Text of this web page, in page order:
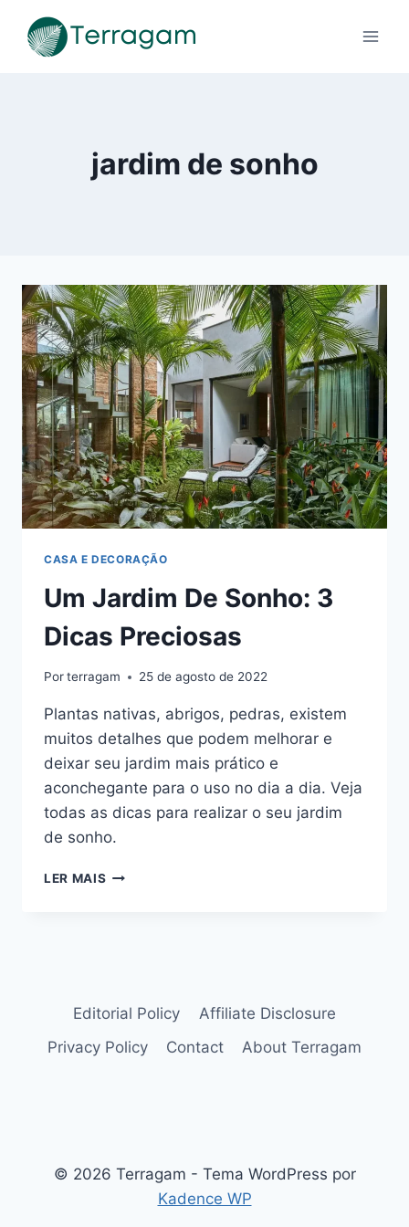
para
jardim de sonho
CASA E DECORAÇÃO
Um Jardim De Sonho: 3
Dicas Preciosas
Porterragam 25 de agosto de 2022
Plantas nativas, abrigos, pedras, existem
muitos detalhes que podem melhorar e
deixar seu jardim mais prático e
aconchegante para o uso no dia a dia. Veja
todas as dicas para realizar o seu jardim
de sonho.
LER MAIS UM
Editorial Policy
Affiliate Disclosure
Privacy Policy
Contact About Terragam
© 2026 Terragam - Tema WordPress por
Kadence WP